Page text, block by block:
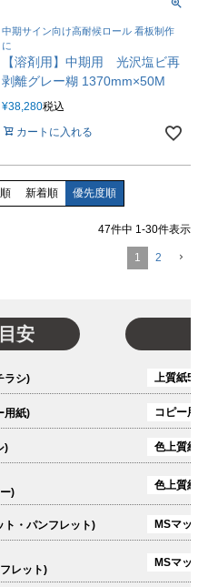
中期サイン向け高耐候ロール 看板制作
に
【溶剤用】中期用 光沢塩ビ再
剥離グレー糊 1370mm×50M
¥38,280税込
カートに入れる
新着順 優先度順
47件中 1 -30件表示
1 2
安
ラシ) 上質紙
用紙) コピー
) 色上質
)
色上質
ト・パンフレット) MSマッ
レット)
MSマッ